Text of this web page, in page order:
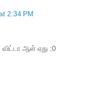
2:34 PM
ஆள் ஏது ;0